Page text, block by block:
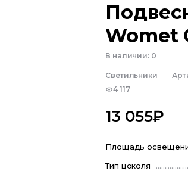
Womet
В наличии: 0
Светильники
4 117
13 055₽
Площадь
Тип цоколя